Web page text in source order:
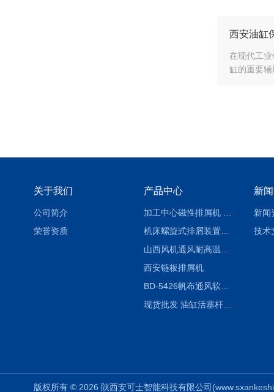
西安油缸
在现代工
缸的重要
关于我们
公司简介
荣誉资质
产品中心
西安链板排屑机
BD-5426帆布通风软连接水泥布袋陕西生产厂家
现货批发 油缸活塞杆圆形保护套
新
新闻
技术
版权所有 © 2026 陕西安可士智能科技有限公司